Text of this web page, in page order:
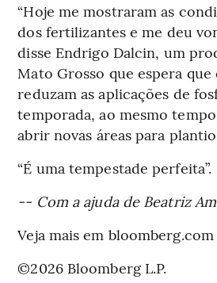
“Hoje me mostraram as
dos fertilizantes e me deu
disse Endrigo Dalcin, um
Mato Grosso que espera
reduzam as aplicações de
temporada, ao mesmo
abrir novas áreas para
“É uma tempestade perfeita”.
-- Com a ajuda de Beatriz
Veja mais em bloomberg.com
©2026 Bloomberg L.P.